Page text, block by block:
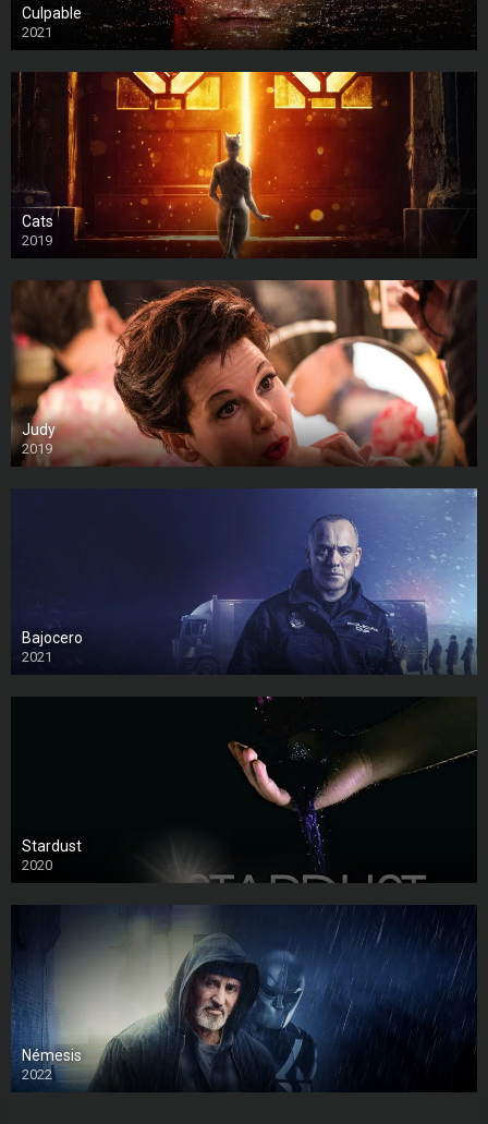
Culpable
2021
Cats
2019
Judy
2019
Bajocero
2021
Stardust
2020
Némesis
2022